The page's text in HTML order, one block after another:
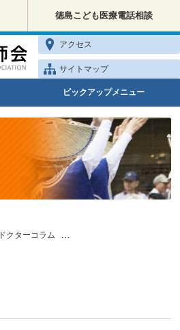
徳島こども医療電話相談
アクセス
サイトマップ
ピックアップメニュー
ドクターコラム